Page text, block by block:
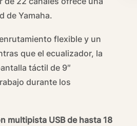
de Yamaha.
flexible y un
que el ecualizador, la
táctil de 9″
durante los
multipista USB de hasta 18